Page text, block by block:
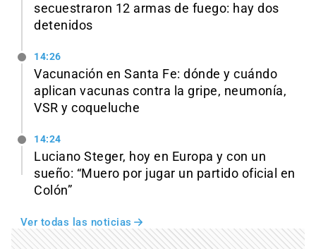
secuestraron 12 armas de fuego: hay dos
detenidos
14:26
Vacunación en Santa Fe: dónde y cuándo
aplican vacunas contra la gripe, neumonía,
VSR y coqueluche
14:24
Luciano Steger, hoy en Europa y con un
sueño: “Muero por jugar un partido oficial en
Colón”
Ver todas las noticias